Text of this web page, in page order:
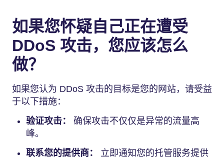
如果您怀疑自己正在遭受
DDoS 攻击，您应该怎么
做？
如果您认为 DDoS 攻击的目标是您的网站，请受益
于以下措施：
验证攻击： 确保攻击不仅仅是异常的流量高
峰。
联系您的提供商： 立即通知您的托管服务提供